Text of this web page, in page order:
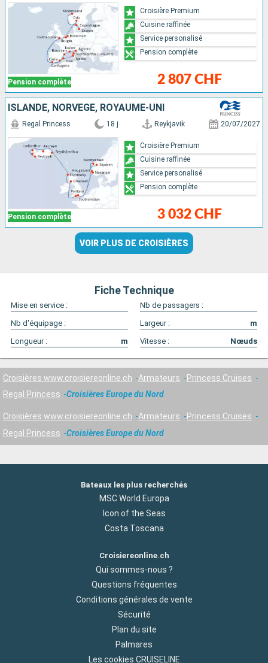
Pension complète 2 807 CHF
Croisière Premium
Cuisine raffinée
Service personalisé
Pension complète
ISLANDE, NORVÈGE, ROYAUME-UNI
Pension complète
Regal Princess 18 j Reykjavik 20/07/2027
3 032 CHF
Croisière Premium
Cuisine raffinée
Service personalisé
Pension complète
VOIR PLUS DE CROISIÈRES
Fiche Technique
Mise en service :
Nb de passagers :
Nb d'équipage :
Largeur :
m
Longueur :
m Vitesse : Nœuds
Croisières www.croisiereonline.ch Armateurs
Princess Cruises
Regal Princess
Croisières Europe du Nord
Croisières www.croisiereonline.ch Armateurs
Princess Cruises
Regal Princess
Croisières Europe du Nord
Bateaux les plus recherchés
MSC World Europa
Icon of the Seas
Costa Toscana
Croisiereonline.ch
Qui sommes-nous ?
Questions fréquentes
Conditions générales de vente
Sécurité
Plan du site
Palmares
Les cookies CRUISELINE